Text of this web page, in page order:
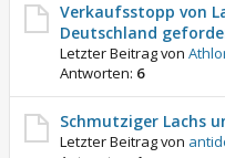
Verkaufsstopp von
Deutschland
Letzter Beitrag von
Antworten: 6
Schmutziger Lachs
Letzter Beitrag von